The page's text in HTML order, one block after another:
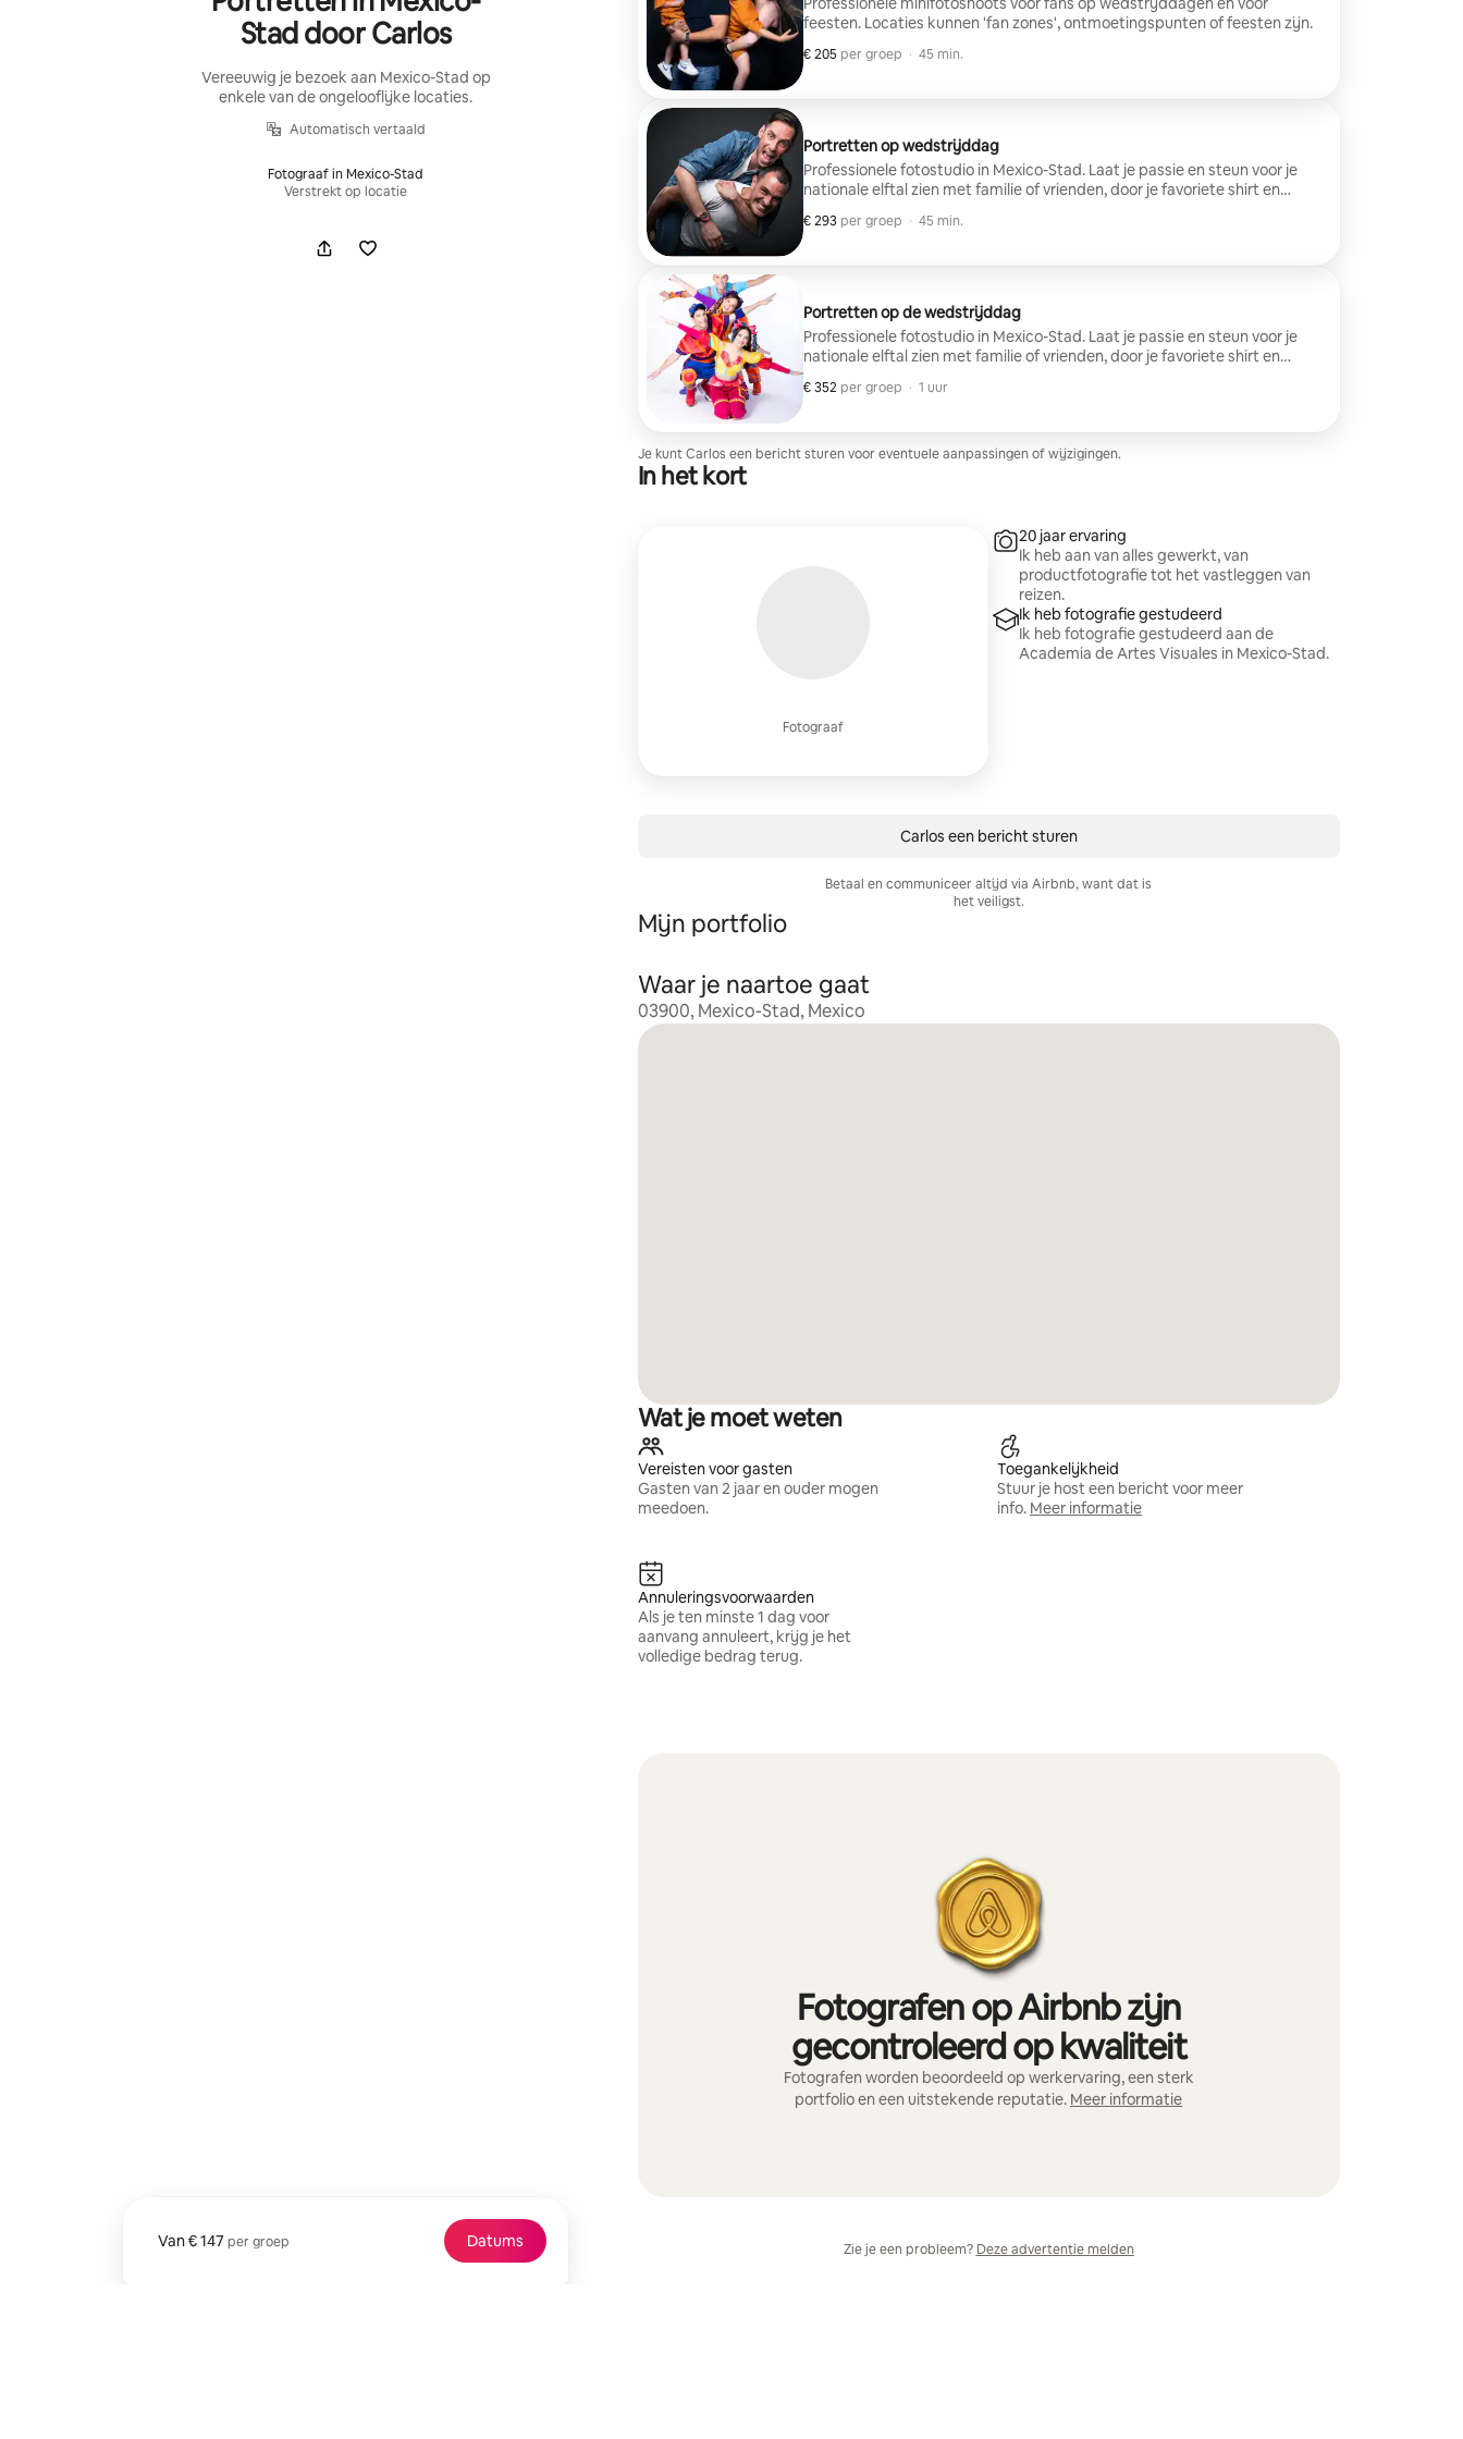
Stad door Carlos
Vereeuwig je bezoek aan Mexico-Stad op
enkele van de ongelooflijke locaties.
Automatisch vertaald
Fotograaf in Mexico-Stad
Verstrekt op locatie
Van€ 147 per groep
Vanaf € 147 per groep Datums
feesten. Locaties kunnen 'fan zones', ontmoetingspunten of feesten zijn.
€ 205 per groep
€ 205 per groep
, · 45 min.
Portretten op wedstrijddag
Professionele fotostudio in Mexico-Stad. Laat je passie en steun voor je
nationale elftal zien met familie of vrienden, door je favoriete shirt en
spectaculaire resultaten.
€ 293 per groep
€ 293 per groep
, · 45 min.
Portretten op de wedstrijddag
Professionele fotostudio in Mexico-Stad. Laat je passie en steun voor je
nationale elftal zien met familie of vrienden, door je favoriete shirt en
accessoires te dragen. Sessie in een gecontroleerde omgeving voor
spectaculaire resultaten.
€ 352 per groep
€ 352 per groep
, · 1 uur
Je kunt Carlos een bericht sturen voor eventuele aanpassingen of wijzigingen.
In het kort
Fotograaf
20 jaar ervaring
Ik heb aan van alles gewerkt, van
productfotografie tot het vastleggen van
reizen.
Ik heb fotografie gestudeerd
Ik heb fotografie gestudeerd aan de
Academia de Artes Visuales in Mexico-Stad.
Carlos een bericht sturen
Betaal en communiceer altijd via Airbnb, want dat is
het veiligst.
Mijn portfolio
Waar je naartoe gaat
03900, Mexico-Stad, Mexico
Wat je moet weten
Vereisten voor gasten
Gasten van 2 jaar en ouder mogen
meedoen.
Toegankelijkheid
Stuur je host een bericht voor meer
info. Meer informatie
Annuleringsvoorwaarden
Als je ten minste 1 dag voor
aanvang annuleert, krijg je het
volledige bedrag terug.
Fotografen op Airbnb zijn
gecontroleerd op kwaliteit
Fotografen worden beoordeeld op werkervaring, een sterk
portfolio en een uitstekende reputatie. Meer informatie
Zie je een probleem? Deze advertentie melden